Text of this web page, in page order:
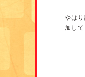
やは
加し